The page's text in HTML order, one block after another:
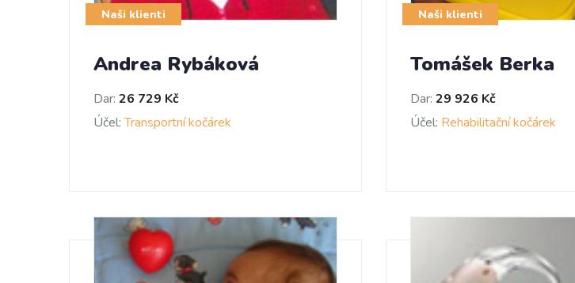
Naši klienti
Andrea Rybáková
Dar: 26 729 Kč
Účel: Transportní kočárek
Naši klienti
Tomášek Berka
Dar: 29 926 Kč
Účel: Rehabilitační kočárek